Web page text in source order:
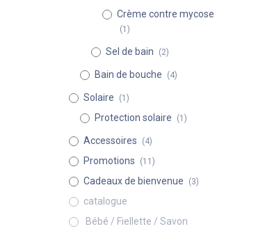
Crème contre mycose
(1)
Sel de bain (2)
Bain de bouche (4)
Solaire (1)
Protection solaire (1)
Accessoires (4)
Promotions (11)
Cadeaux de bienvenue (3)
catalogue
​ Bébé / Fiellette / Savon